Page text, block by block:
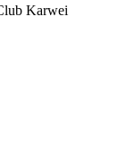
Karwei